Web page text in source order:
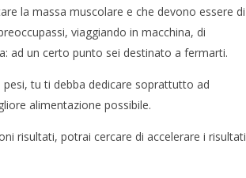
la massa muscolare e che devono essere di
viaggiando in macchina, di
ad un certo punto sei destinato a fermarti.
tu ti debba dedicare soprattutto ad
alimentazione possibile.
risultati, potrai cercare di accelerare i risultati